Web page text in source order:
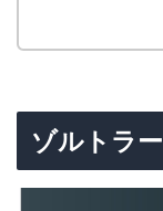
ゾルトラ